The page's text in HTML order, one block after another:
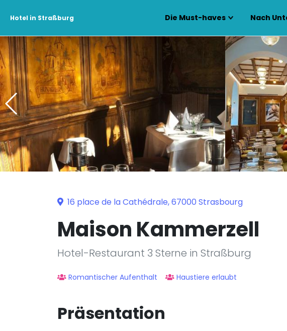
Hotel in Straßburg Die Must-haves Nach
16 place de la Cathédrale, 67000 Strasbourg
Maison Kammerzell
Hotel-Restaurant 3 Sterne in Straßburg
Romantischer Aufenthalt Haustiere erlaubt
Präsentation